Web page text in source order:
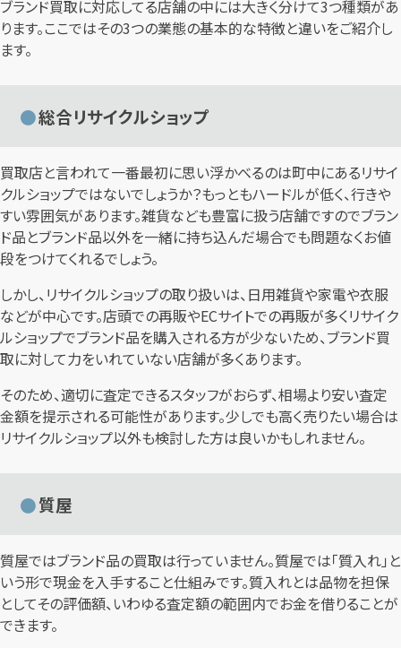
ブランド買取に対応してる店舗の中には大きく分けて3つ種類があ
ります。ここではその3つの業態の基本的な特徴と違いをご紹介し
ます。
総合リサイクルショップ
買取店と言われて一番最初に思い浮かべるのは町中にあるリサイ
クルショップではないでしょうか？もっともハードルが低く、行きや
すい雰囲気があります。雑貨なども豊富に扱う店舗ですのでブラン
ド品とブランド品以外を一緒に持ち込んだ場合でも問題なくお値
段をつけてくれるでしょう。
しかし、リサイクルショップの取り扱いは、日用雑貨や家電や衣服
などが中心です。店頭での再販やECサイトでの再販が多くリサイク
ルショップでブランド品を購入される方が少ないため、ブランド買
取に対して力をいれていない店舗が多くあります。
そのため、適切に査定できるスタッフがおらず、相場より安い査定
金額を提示される可能性があります。少しでも高く売りたい場合は
リサイクルショップ以外も検討した方は良いかもしれません。
質屋
質屋ではブランド品の買取は行っていません。質屋では「質入れ」と
いう形で現金を入手すること仕組みです。質入れとは品物を担保
としてその評価額、いわゆる査定額の範囲内でお金を借りることが
できます。